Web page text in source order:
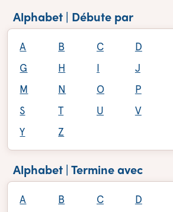
Alphabet | Débute par
A B C D
G
H I J
M
N O P
S
T U V
Y
Z
Alphabet | Termine avec
A B C D